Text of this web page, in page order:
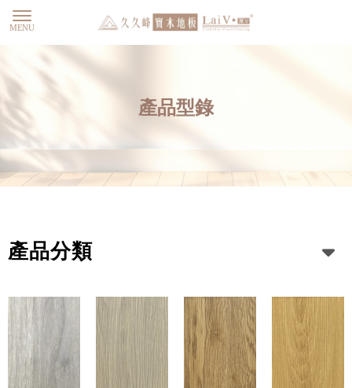
產品型錄
產品分類